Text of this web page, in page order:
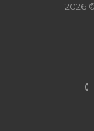
2026